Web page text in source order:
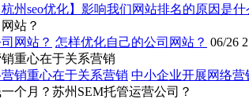
站？
怎样优化自己的公司网站？ 06/26
重心在于关系营销
中小企业开展网络
个月？苏州SEM托管运营公司？